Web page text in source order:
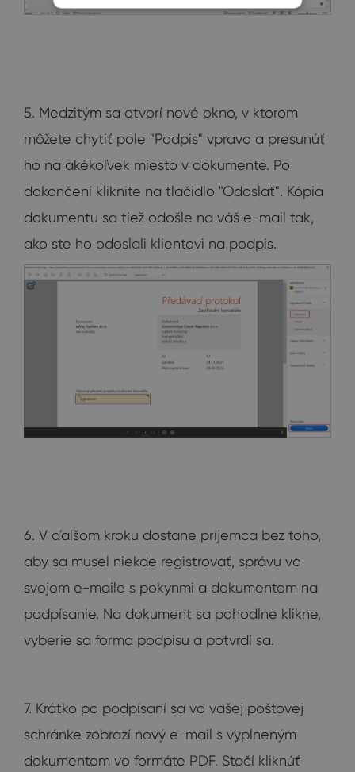
5. Medzitým sa otvorí nové okno, v ktorom
môžete chytiť pole "Podpis" vpravo a presunúť
ho na akékoľvek miesto v dokumente. Po
dokončení kliknite na tlačidlo "Odoslať". Kópia
dokumentu sa tiež odošle na váš e-mail tak,
ako ste ho odoslali klientovi na podpis.
6. V ďalšom kroku dostane príjemca bez toho,
aby sa musel niekde registrovať, správu vo
svojom e-maile s pokynmi a dokumentom na
podpísanie. Na dokument sa pohodlne klikne,
vyberie sa forma podpisu a potvrdí sa.
7. Krátko po podpísaní sa vo vašej poštovej
schránke zobrazí nový e-mail s vyplneným
dokumentom vo formáte PDF. Stačí kliknúť